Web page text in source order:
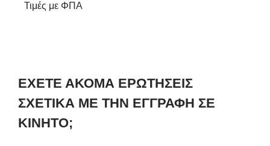
Τιμές με ΦΠΑ
ΕΧΕΤΕ ΑΚΟΜΑ ΕΡΩΤΗΣΕΙΣ
ΣΧΕΤΙΚΑ ΜΕ ΤΗΝ ΕΓΓΡΑΦΗ ΣΕ
ΚΙΝΗΤΟ;